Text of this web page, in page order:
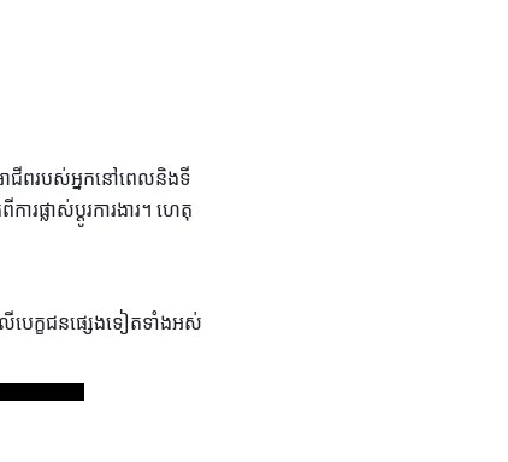
អាជីពរបស់អ្នកនៅពេលនិងទី
រផ្លាស់ប្តូរការងារ។ ហេតុ
បេក្ខជនផ្សេងទៀតទាំងអស់